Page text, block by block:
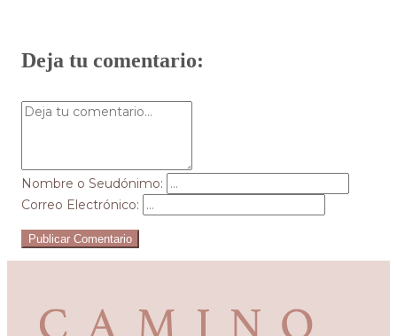
Deja tu comentario:
Nombre o Seudónimo:
Correo Electrónico:
Publicar Comentario